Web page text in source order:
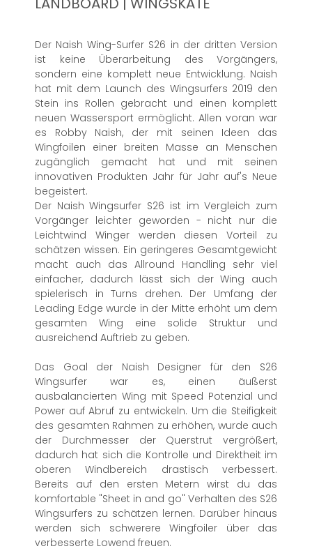
Der Naish Wing-Surfer S26 in der dritten Version
ist keine Überarbeitung des Vorgängers,
sondern eine komplett neue Entwicklung. Naish
hat mit dem Launch des Wingsurfers 2019 den
Stein ins Rollen gebracht und einen komplett
neuen Wassersport ermöglicht. Allen voran war
es Robby Naish, der mit seinen Ideen das
Wingfoilen einer breiten Masse an Menschen
zugänglich gemacht hat und mit seinen
innovativen Produkten Jahr für Jahr auf's Neue
begeistert.
Der Naish Wingsurfer S26 ist im Vergleich zum
Vorgänger leichter geworden - nicht nur die
Leichtwind Winger werden diesen Vorteil zu
schätzen wissen. Ein geringeres Gesamtgewicht
macht auch das Allround Handling sehr viel
einfacher, dadurch lässt sich der Wing auch
spielerisch in Turns drehen. Der Umfang der
Leading Edge wurde in der Mitte erhöht um dem
gesamten Wing eine solide Struktur und
ausreichend Auftrieb zu geben.
Das Goal der Naish Designer für den S26
Wingsurfer war es, einen äußerst
ausbalancierten Wing mit Speed Potenzial und
Power auf Abruf zu entwickeln. Um die Steifigkeit
des gesamten Rahmen zu erhöhen, wurde auch
der Durchmesser der Querstrut vergrößert,
dadurch hat sich die Kontrolle und Direktheit im
oberen Windbereich drastisch verbessert.
Bereits auf den ersten Metern wirst du das
komfortable "Sheet in and go" Verhalten des S26
Wingsurfers zu schätzen lernen. Darüber hinaus
werden sich schwerere Wingfoiler über das
verbesserte Lowend freuen.